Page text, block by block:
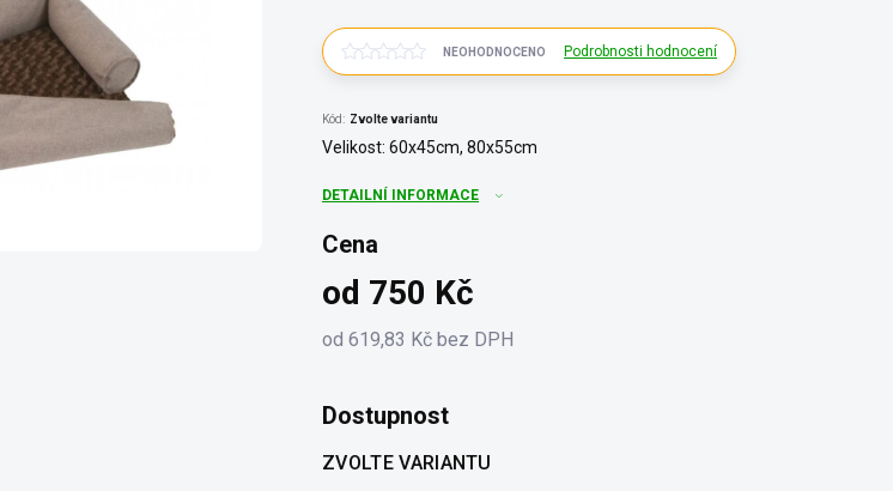
NEOHODNOCENO Podrobnosti hodnocení
Kód: Zvolte variantu
Velikost: 60x45cm, 80x55cm
DETAILNÍ INFORMACE
Cena
od 750 Kč
od 619,83 Kč bez DPH
Dostupnost
ZVOLTE VARIANTU